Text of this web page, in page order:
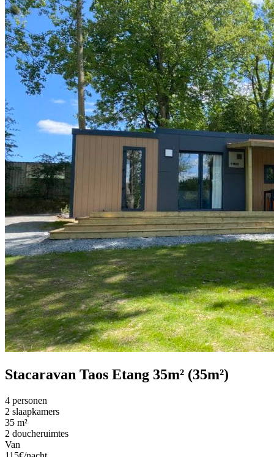
Stacaravan Taos Etang 35m² (35m²)
4 personen
2 slaapkamers
35 m²
2 doucheruimtes
Van